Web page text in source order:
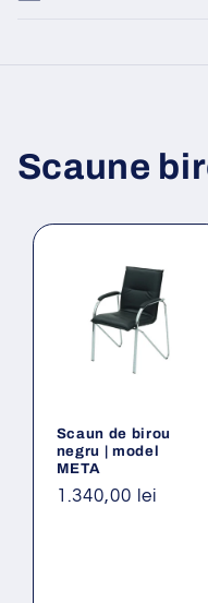
Scaune
Scaun de birou
negru | model
META
Preț
1.340,00 lei